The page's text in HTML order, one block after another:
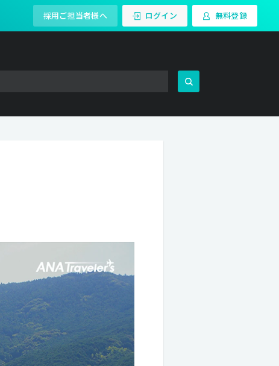
採用ご担当者様へ ログイン 無料登録